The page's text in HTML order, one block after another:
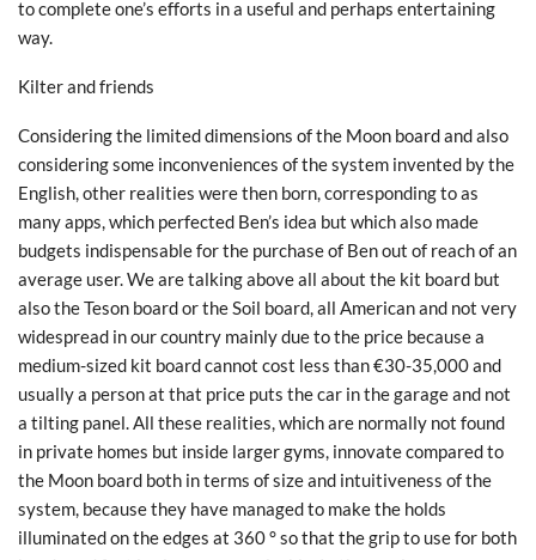
to complete one’s efforts in a useful and perhaps entertaining
way.
Kilter and friends
Considering the limited dimensions of the Moon board and also
considering some inconveniences of the system invented by the
English, other realities were then born, corresponding to as
many apps, which perfected Ben’s idea but which also made
budgets indispensable for the purchase of Ben out of reach of an
average user. We are talking above all about the kit board but
also the Teson board or the Soil board, all American and not very
widespread in our country mainly due to the price because a
medium-sized kit board cannot cost less than €30-35,000 and
usually a person at that price puts the car in the garage and not
a tilting panel. All these realities, which are normally not found
in private homes but inside larger gyms, innovate compared to
the Moon board both in terms of size and intuitiveness of the
system, because they have managed to make the holds
illuminated on the edges at 360 ° so that the grip to use for both